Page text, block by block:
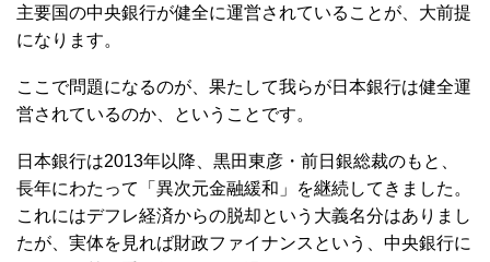
主要国の中央銀行が健全に運営されていることが、大前提
になります。
ここで問題になるのが、果たして我らが日本銀行は健全運
営されているのか、ということです。
日本銀行は2013年以降、黒田東彦・前日銀総裁のもと、
長年にわたって「異次元金融緩和」を継続してきました。
これにはデフレ経済からの脱却という大義名分はありまし
たが、実体を見れば財政ファイナンスという、中央銀行に